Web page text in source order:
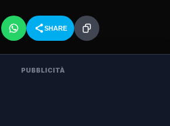
SHARE
PUBBLICITÀ